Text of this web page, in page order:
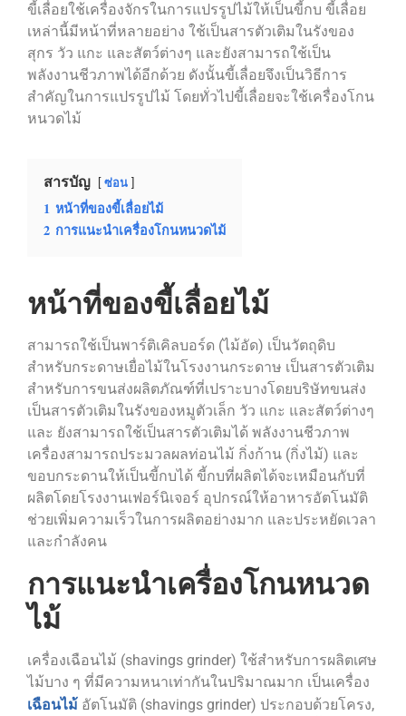
ขี้เลื่อยใช้เครื่องจักรในการแปรรูปไม้ให้เป็นขี้กบ ขี้เลื่อย
เหล่านี้มีหน้าที่หลายอย่าง ใช้เป็นสารตัวเติมในรังของ
สุกร วัว แกะ และสัตว์ต่างๆ และยังสามารถใช้เป็น
พลังงานชีวภาพได้อีกด้วย ดังนั้นขี้เลื่อยจึงเป็นวิธีการ
สำคัญในการแปรรูปไม้ โดยทั่วไปขี้เลื่อยจะใช้เครื่องโกน
หนวดไม้
สารบัญ ซ่อน
1 หน้าที่ของขี้เลื่อยไม้
2 การแนะนำเครื่องโกนหนวดไม้
หน้าที่ของขี้เลื่อยไม้
สามารถใช้เป็นพาร์ติเคิลบอร์ด (ไม้อัด) เป็นวัตถุดิบ
สำหรับกระดาษเยื่อไม้ในโรงงานกระดาษ เป็นสารตัวเติม
สำหรับการขนส่งผลิตภัณฑ์ที่เปราะบางโดยบริษัทขนส่ง
เป็นสารตัวเติมในรังของหมูตัวเล็ก วัว แกะ และสัตว์ต่างๆ
และ ยังสามารถใช้เป็นสารตัวเติมได้ พลังงานชีวภาพ
เครื่องสามารถประมวลผลท่อนไม้ กิ่งก้าน (กิ่งไม้) และ
ขอบกระดานให้เป็นขี้กบได้ ขี้กบที่ผลิตได้จะเหมือนกับที่
ผลิตโดยโรงงานเฟอร์นิเจอร์ อุปกรณ์ให้อาหารอัตโนมัติ
ช่วยเพิ่มความเร็วในการผลิตอย่างมาก และประหยัดเวลา
และกำลังคน
การแนะนำเครื่องโกนหนวด
ไม้
เครื่องเฉือนไม้ (shavings grinder) ใช้สำหรับการผลิตเศษ
ไม้บาง ๆ ที่มีความหนาเท่ากันในปริมาณมาก เป็นเครื่อง
เฉือนไม้ อัตโนมัติ (shavings grinder) ประกอบด้วยโครง,